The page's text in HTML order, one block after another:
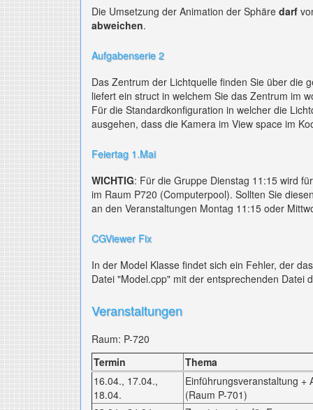
Die Umsetzung der Animation der Sphäre darf
abweichen.
Aufgabenserie 2
Das Zentrum der Lichtquelle finden Sie über die
liefert ein struct in welchem Sie das Zentrum im
Für die Standardkonfiguration in welcher die
ausgehen, dass die Kamera im View space im
Feiertag 1.Mai
WICHTIG: Für die Gruppe Dienstag 11:15 wird
im Raum P720 (Computerpool). Sollten Sie
an den Veranstaltungen Montag 11:15 oder
CGViewer Fix
In der Model Klasse findet sich ein Fehler, der
Datei "Model.cpp" mit der entsprechenden Datei
Veranstaltungen
Raum: P-720
Termin
Thema
16.04., 17.04.,
18.04.
Einführungsveranstaltung +
(Raum P-701)